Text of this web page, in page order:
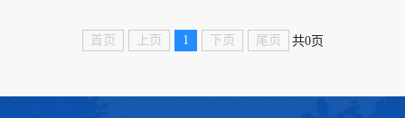
首页 上页 1 下页 尾页 共0页